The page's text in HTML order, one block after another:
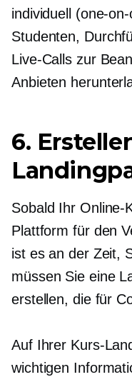
individuell (one-
Studenten,
Live-Calls zur
Anbieten
6.
Sobald Ihr Online-
Plattform für den
ist es an der Zeit,
müssen Sie eine
erstellen, die für
Auf Ihrer Kurs-
wichtigen